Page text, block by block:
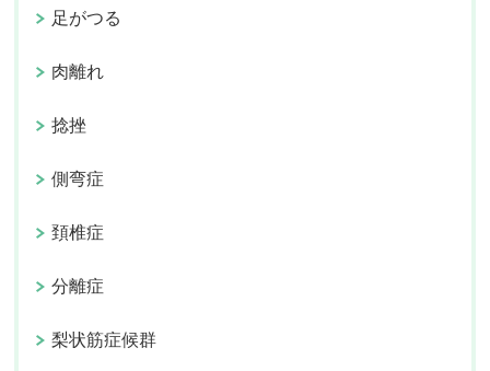
足がつる
肉離れ
捻挫
側弯症
頚椎症
分離症
梨状筋症候群